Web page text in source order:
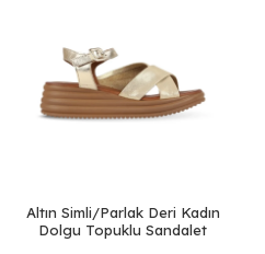
Altın Simli/Parlak Deri Kadın
Dolgu Topuklu Sandalet